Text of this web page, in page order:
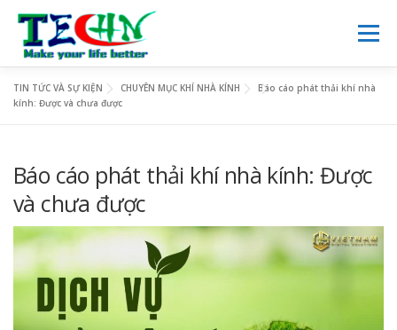
content
Menu
TRANG CHỦ GIỚI THIỆU
KINH DOANH TIN TỨC THƯ VIỆN SỐ LIÊN HỆ
TIN TỨC VÀ SỰ KIỆN CHUYÊN MỤC KHÍ NHÀ KÍNH
Báo cáo phát thải khí nhà
kính: Được và chưa được
Báo cáo phát thải khí nhà kính: Được
và chưa được